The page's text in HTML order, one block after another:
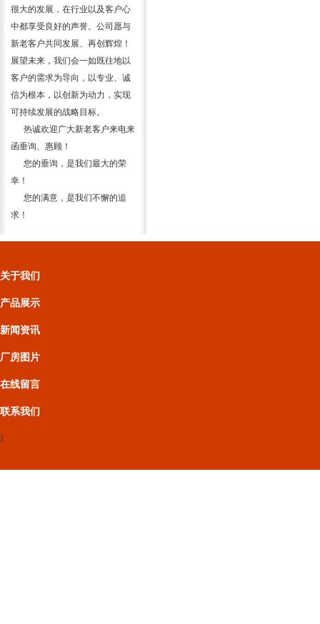
很大的发展，在行业以及客户心
中都享受良好的声誉。公司愿与
新老客户共同发展、再创辉煌！
展望未来，我们会一如既往地以
客户的需求为导向，以专业、诚
信为根本，以创新为动力，实现
可持续发展的战略目标。
热诚欢迎广大新老客户来电来
函垂询、惠顾！
您的垂询，是我们最大的荣
幸！
您的满意，是我们不懈的追
求！
关于我们
产品展示
新闻资讯
厂房图片
在线留言
联系我们
}